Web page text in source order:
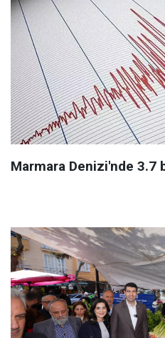
Marmara Denizi'nde 3.7